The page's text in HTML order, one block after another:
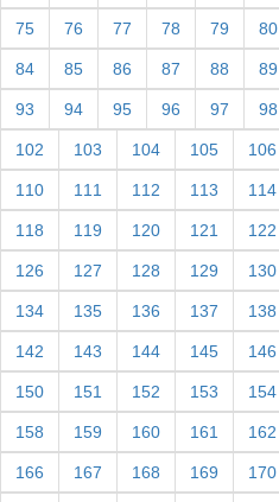
75 76 77 78 79 80
84 85 86 87 88 89
93 94 95 96 97 98
102 103 104 105 106
110 111 112 113 114
118 119 120 121 122
126 127 128 129 130
134 135 136 137 138
142 143 144 145 146
150 151 152 153 154
158 159 160 161 162
166 167 168 169 170